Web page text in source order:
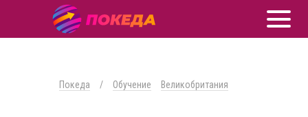
Покеда / Обучение Великобритания